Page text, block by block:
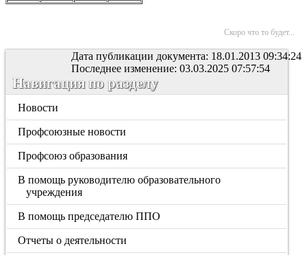
Скоро что то будет...
Дата публикации документа: 18.01.2013 09:34:24
Последнее изменение: 03.03.2025 07:57:54
Навигация по разделу
Новости
Профсоюзные новости
Профсоюз образования
В помощь руководителю образовательного
учреждения
В помощь председателю ППО
Отчеты о деятельности